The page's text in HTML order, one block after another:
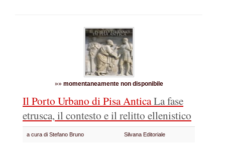
»» momentaneamente non disponibile
Il Porto Urbano di Pisa AnticaLa fase
etrusca, il contesto e il relitto ellenistico
a cura di Stefano Bruno Silvana Editoriale